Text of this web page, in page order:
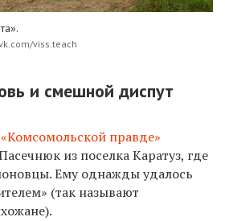
viss.teach
и смешной диспут
«Комсомольской правде»
из поселка Каратуз, где
Ему однажды удалось
(так называют